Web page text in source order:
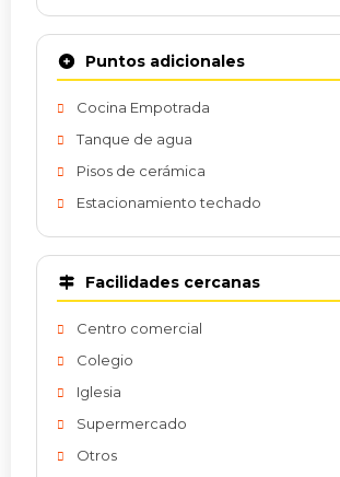
Puntos adicionales
Cocina Empotrada
Tanque de agua
Pisos de cerámica
Estacionamiento techado
Facilidades cercanas
Centro comercial
Colegio
Iglesia
Supermercado
Otros